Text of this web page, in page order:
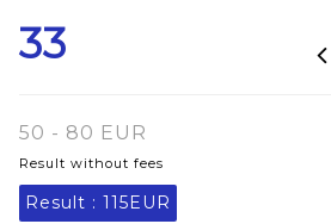
33
50 - 80 EUR
Result without fees
Result : 115EUR